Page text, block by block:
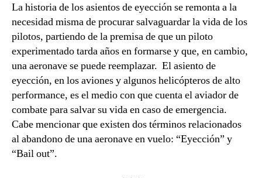
La historia de los asientos de eyección se remonta a la
necesidad misma de procurar salvaguardar la vida de los
pilotos, partiendo de la premisa de que un piloto
experimentado tarda años en formarse y que, en cambio,
una aeronave se puede reemplazar. El asiento de
eyección, en los aviones y algunos helicópteros de alto
performance, es el medio con que cuenta el aviador de
combate para salvar su vida en caso de emergencia.
Cabe mencionar que existen dos términos relacionados
al abandono de una aeronave en vuelo: “Eyección” y
“Bail out”.